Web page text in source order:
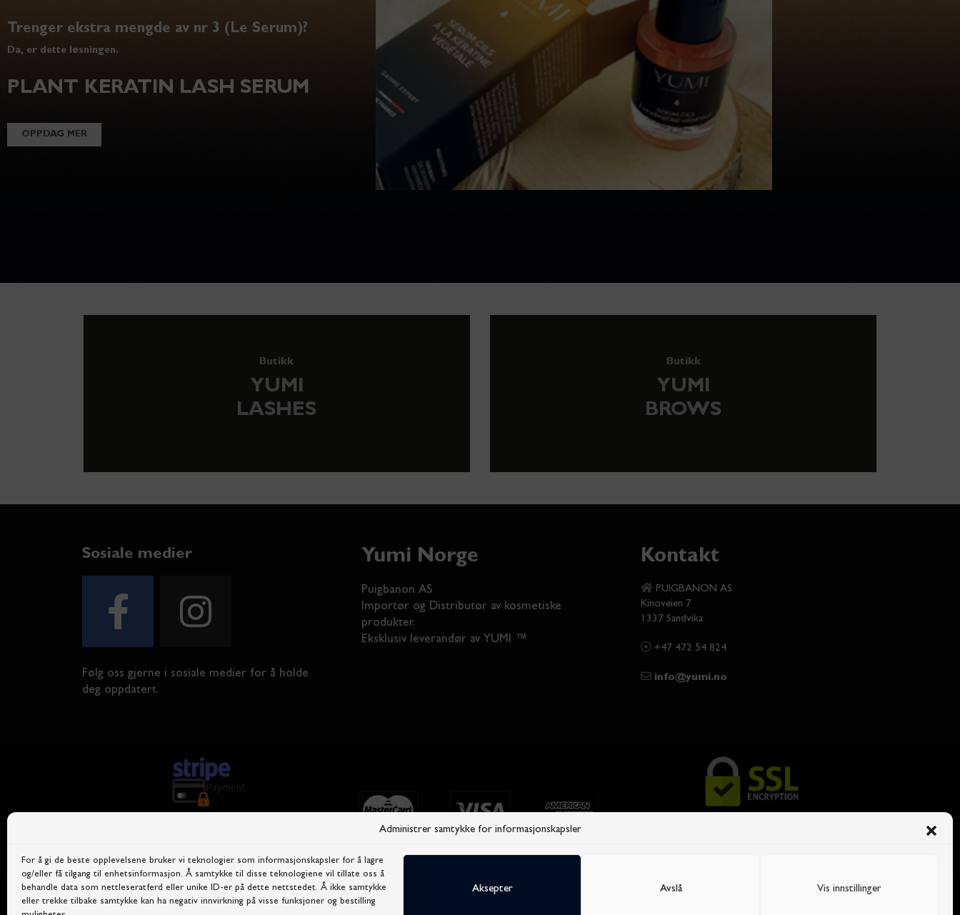
Administrer samtykke for informasjonskapsler
For å gi de beste opplevelsene bruker vi teknologier som informasjonskapsler for å lagre
og/eller få tilgang til enhetsinformasjon. Å samtykke til disse teknologiene vil tillate oss å
behandle data som nettleseratferd eller unike ID-er på dette nettstedet. Å ikke samtykke
eller trekke tilbake samtykke kan ha negativ innvirkning på visse funksjoner og bestilling
Aksepter Avslå Vis innstillinger
Trenger ekstra mengde av nr 3 (Le Serum)?
Da, er dette løsningen.
PLANT KERATIN LASH SERUM
OPPDAG MER
Butikk
YUMI
LASHES
Butikk
YUMI
BROWS
Sosiale medier
Følg oss gjerne i sosiale medier for å holde
deg oppdatert.
Yumi Norge
Puigbanon AS
Importør og Distributør av kosmetiske
produkter.
Eksklusiv leverandør av YUMI ™
Kontakt
PUIGBANON AS
Kinoveien 7
1337 Sandvika
+47 472 54 824
info@yumi.no
Personvernerklæring